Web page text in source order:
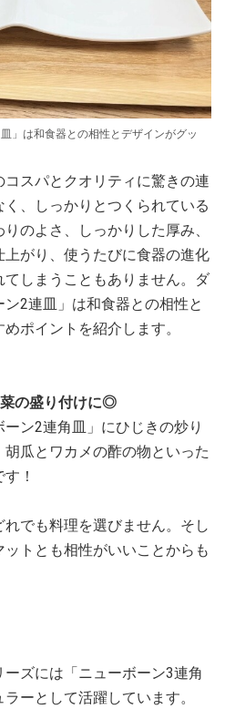
」は和食器との相性とデザインがグッ
スパとクオリティに驚きの連
、しっかりとつくられている
のよさ、しっかりした厚み、
がり、使うたびに食器の進化
しまうこともありません。ダ
2連皿」は和食器との相性と
ポイントを紹介します。
の盛り付けに◎
ン2連角皿」にひじきの炒り
瓜とワカメの酢の物といった
！
でも料理を選びません。そし
トとも相性がいいことからも
ズには「ニューボーン3連角
ーとして活躍しています。